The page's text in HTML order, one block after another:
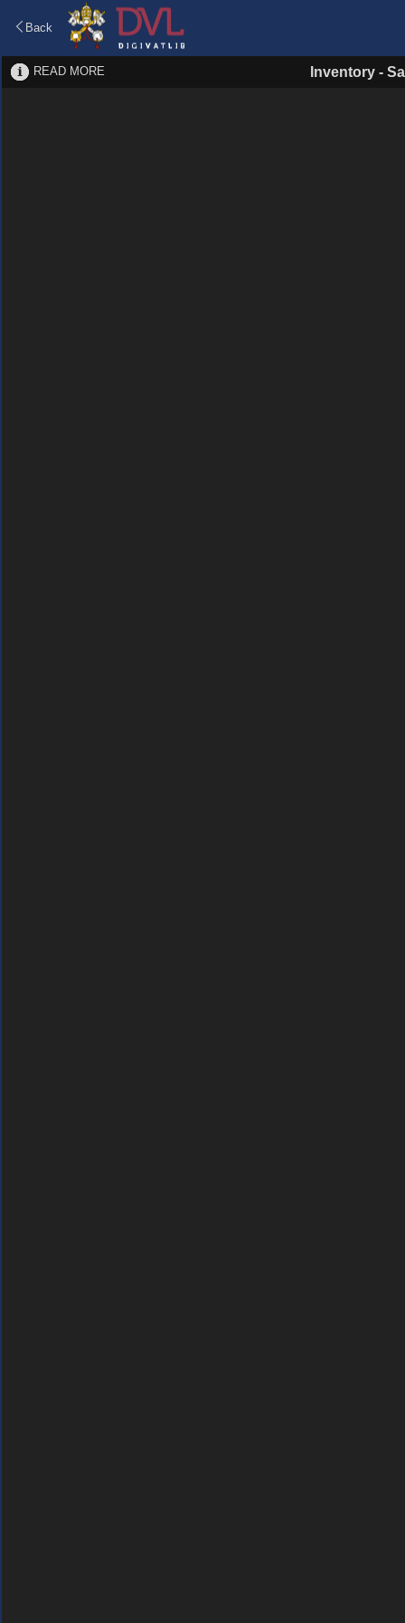
Back
READ MORE Inventory -